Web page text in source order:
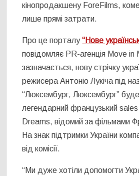
кінопродакшену ForeFilms,
лише прямі затрати.
Про це порталу“Нове
повідомляє PR-агенція Move in
зазначається, нову стрічку
режисера Антоніо Лукіча під
“Люксембург, Люксембург”
легендарний французький
Dreams, відомий за фільмами
На знак підтримки України
від комісії.
“Ми дуже хотіли допомогти